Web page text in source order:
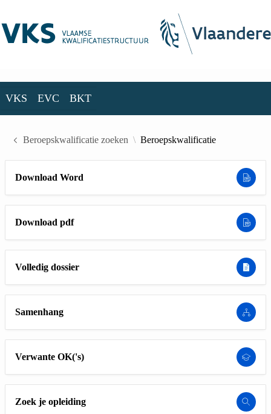
VKS EVC BKT
Beroepskwalificatie zoeken Beroepskwalificatie
Download Word
Download pdf
Volledig dossier
Samenhang
Verwante OK('s)
Zoek je opleiding